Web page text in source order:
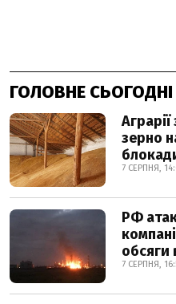
ГОЛОВНЕ СЬОГОДНІ
зерно
7 СЕРПНЯ,
РФ
обсяги
7 СЕРПНЯ,